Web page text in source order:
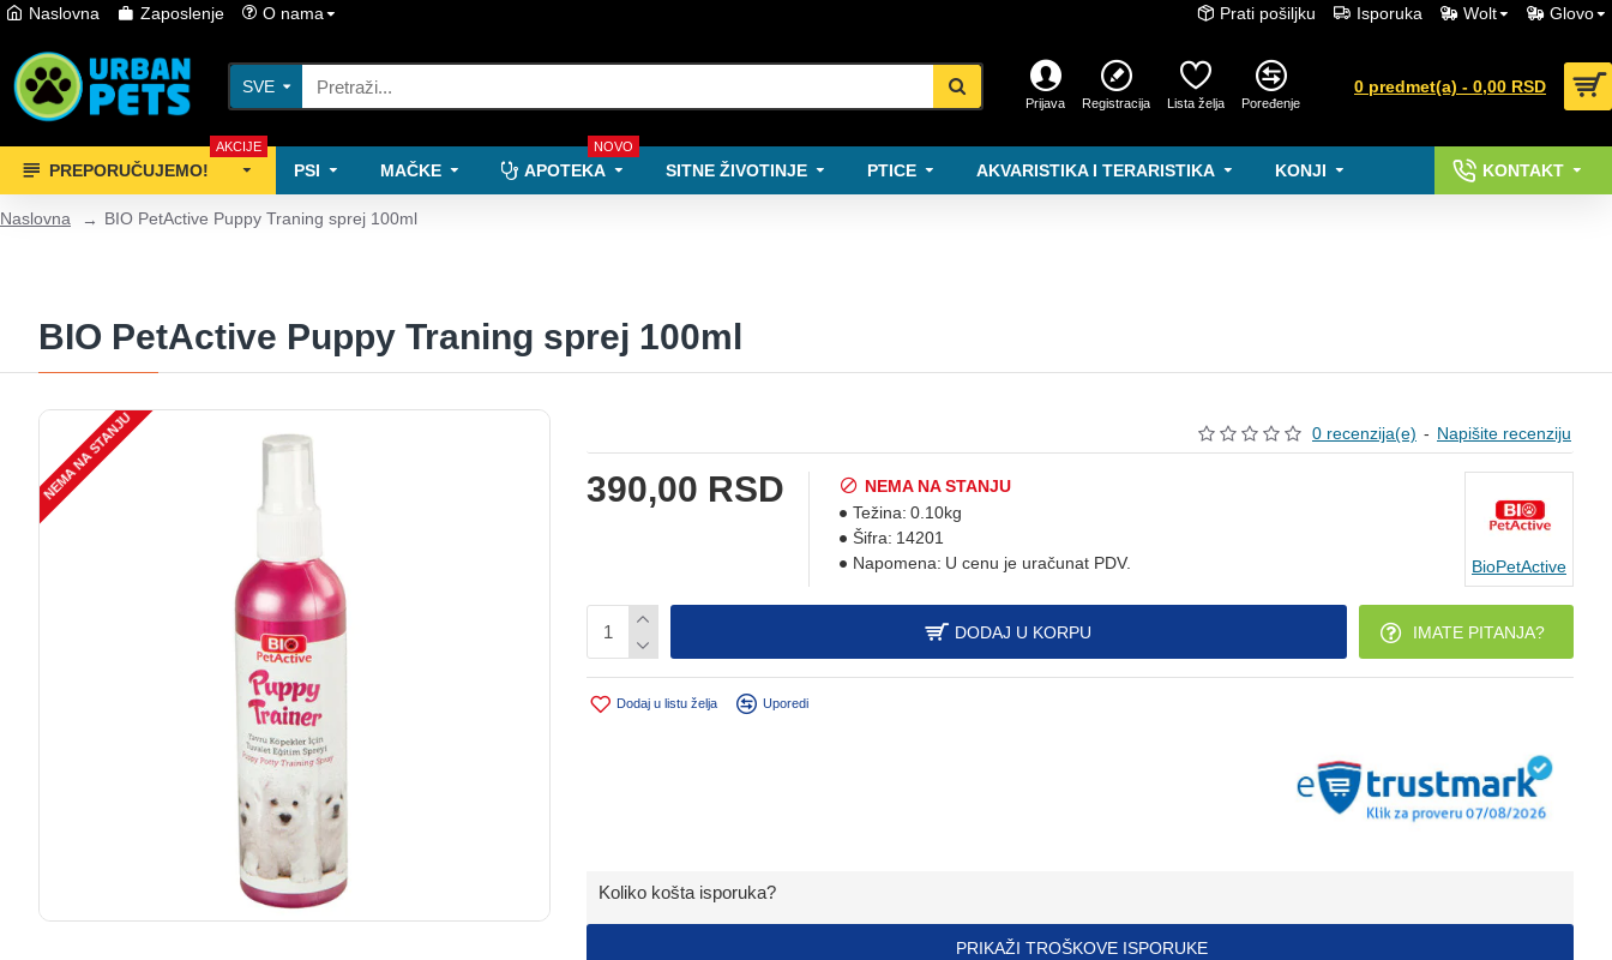
Naslovna Zaposlenje O nama Prati pošiljku Isporuka Wolt Glovo
SVE
Prijava Registracija Lista želja Poređenje
0 predmet(a) - 0,00 RSD
PREPORUČUJEMO!
AKCIJE
PSI MAČKE APOTEKA
NOVO
SITNE ŽIVOTINJE PTICE AKVARISTIKA I TERARISTIKA KONJI KONTAKT
Naslovna BIO PetActive Puppy Traning sprej 100ml
BIO PetActive Puppy Traning sprej 100ml
NEMA NA STANJU 0 recenzija(e) - Napišite recenziju
390,00 RSD
NEMA NA STANJU
Težina: 0.10kg
Šifra: 14201
Napomena: U cenu je uračunat PDV. BioPetActive
DODAJ U KORPU IMATE PITANJA?
Dodaj u listu želja Uporedi
Koliko košta isporuka?
PRIKAŽI TROŠKOVE ISPORUKE